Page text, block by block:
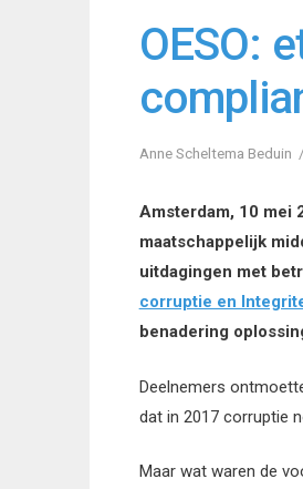
OESO:
Anne Scheltema Beduin
Amsterdam, 10 mei
maatschappelijk
uitdagingen met
corruptie en
benadering
Deelnemers
dat in 2017 corruptie
Maar wat waren de